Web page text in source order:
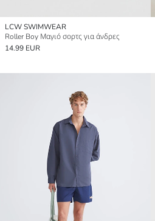
LCW SWIMWEAR
Roller Boy Μαγιό σορτς για άνδρες
14.99 EUR